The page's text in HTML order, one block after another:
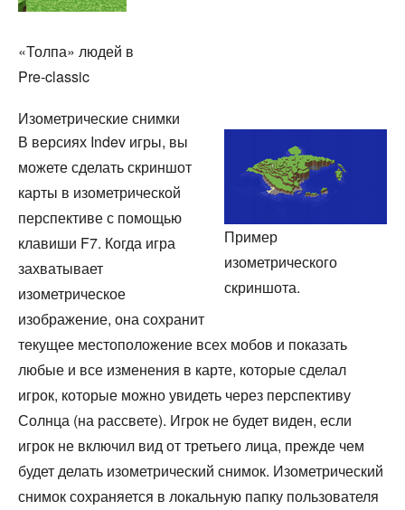
«Толпа» людей в
Pre-classic
Изометрические снимки
Пример
изометрического
скриншота.
В версиях Indev игры, вы
можете сделать скриншот
карты в изометрической
перспективе с помощью
клавиши F7. Когда игра
захватывает
изометрическое
изображение, она сохранит
текущее местоположение всех мобов и показать
любые и все изменения в карте, которые сделал
игрок, которые можно увидеть через перспективу
Солнца (на рассвете). Игрок не будет виден, если
игрок не включил вид от третьего лица, прежде чем
будет делать изометрический снимок. Изометрический
снимок сохраняется в локальную папку пользователя